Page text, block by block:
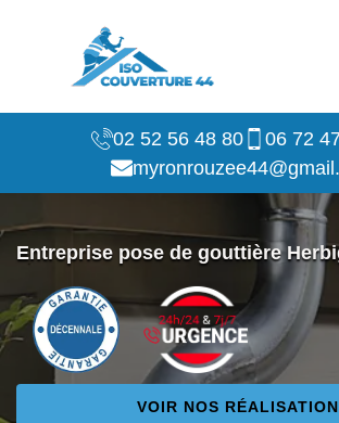
02 52 56 48 80
06 72
Entreprise pose de gouttière
VOIR NOS